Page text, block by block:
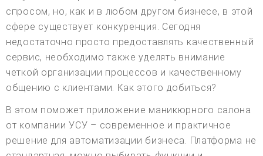
спросом, но, как и в любом другом бизнесе, в этой
сфере существует конкуренция. Сегодня
недостаточно просто предоставлять качественный
сервис, необходимо также уделять внимание
четкой организации процессов и качественному
общению с клиентами. Как этого добиться?
В этом поможет приложение маникюрного салона
от компании УСУ – современное и практичное
решение для автоматизации бизнеса. Платформа не